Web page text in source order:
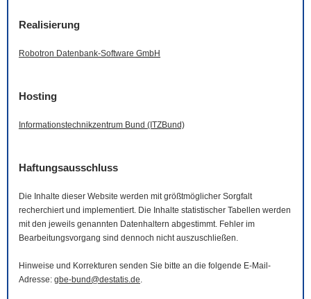
Realisierung
Robotron Datenbank-Software GmbH
Hosting
Informationstechnikzentrum Bund (ITZBund)
Haftungsausschluss
Die Inhalte dieser Website werden mit größtmöglicher Sorgfalt
recherchiert und implementiert. Die Inhalte statistischer Tabellen werden
mit den jeweils genannten Datenhaltern abgestimmt. Fehler im
Bearbeitungsvorgang sind dennoch nicht auszuschließen.
Hinweise und Korrekturen senden Sie bitte an die folgende E-Mail -
Adresse: gbe-bund@destatis.de.